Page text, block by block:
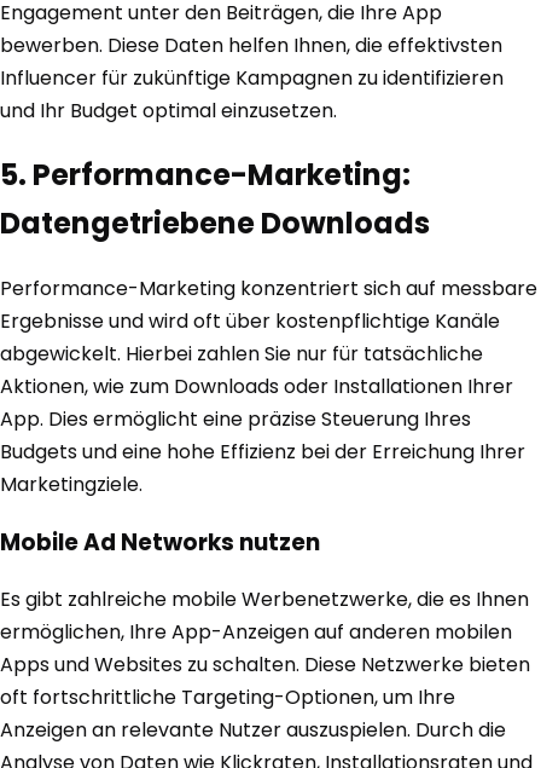
Engagement unter den Beiträgen, die Ihre App
bewerben. Diese Daten helfen Ihnen, die effektivsten
Influencer für zukünftige Kampagnen zu identifizieren
und Ihr Budget optimal einzusetzen.
5. Performance-Marketing:
Datengetriebene Downloads
Performance-Marketing konzentriert sich auf messbare
Ergebnisse und wird oft über kostenpflichtige Kanäle
abgewickelt. Hierbei zahlen Sie nur für tatsächliche
Aktionen, wie zum Downloads oder Installationen Ihrer
App. Dies ermöglicht eine präzise Steuerung Ihres
Budgets und eine hohe Effizienz bei der Erreichung Ihrer
Marketingziele.
Mobile Ad Networks nutzen
Es gibt zahlreiche mobile Werbenetzwerke, die es Ihnen
ermöglichen, Ihre App-Anzeigen auf anderen mobilen
Apps und Websites zu schalten. Diese Netzwerke bieten
oft fortschrittliche Targeting-Optionen, um Ihre
Anzeigen an relevante Nutzer auszuspielen. Durch die